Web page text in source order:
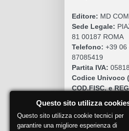
Editore: MD
Sede Legale:
81 00187 ROMA
Telefono: +39 06
87085419
Partita IVA:
Codice Univoco
COD.FISC. e
€.
REA:RM 930252
Roc:36580 del 5
Questo sito utilizza
Questo sito utilizza cookie tecnici per
garantire una migliore esperienza di